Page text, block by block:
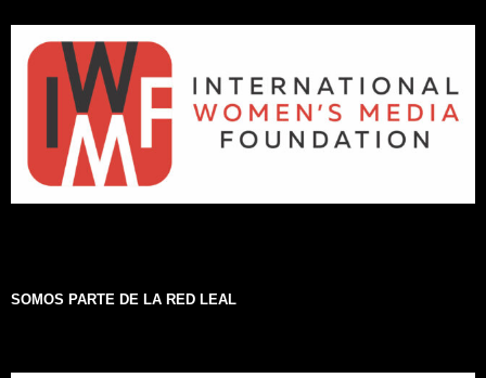
SOMOS PARTE DE LA RED LEAL